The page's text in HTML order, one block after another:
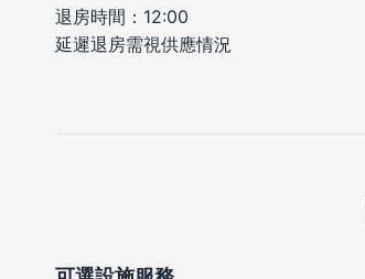
退房時間：12:00
延遲退房需視供應情況